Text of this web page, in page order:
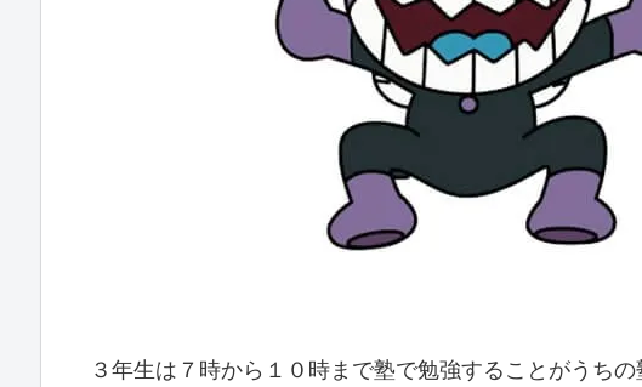
３年生は７時から１０時まで塾で勉強することがうちの